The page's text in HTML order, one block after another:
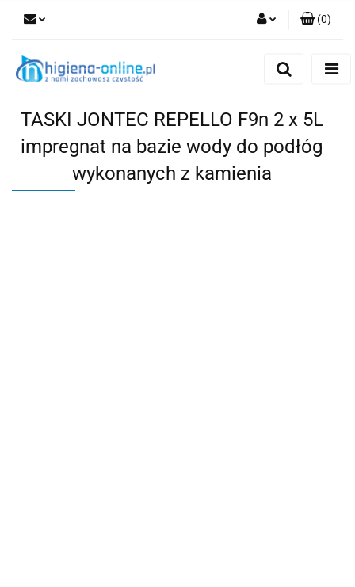
(0)
TASKI JONTEC REPELLO F9n 2 x 5L
impregnat na bazie wody do podłóg
wykonanych z kamienia